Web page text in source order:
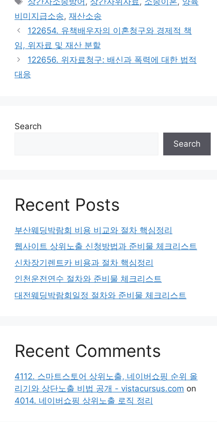
비미지급소송, 재산소송
122654. 유책배우자의 이혼청구와 경제적 책
임, 위자료 및 재산 분할
122656. 위자료청구: 배신과 폭력에 대한 법적
대응
Search
Search
Recent Posts
부산웨딩박람회 비용 비교와 절차 핵심정리
웹사이트 상위노출 신청방법과 준비물 체크리스트
신차장기렌트카 비용과 절차 핵심정리
인천운전연수 절차와 준비물 체크리스트
대전웨딩박람회일정 절차와 준비물 체크리스트
Recent Comments
4112. 스마트스토어 상위노출, 네이버쇼핑 순위 올
리기와 상단노출 비법 공개 - vistacursus.com on
4014. 네이버쇼핑 상위노출 로직 정리